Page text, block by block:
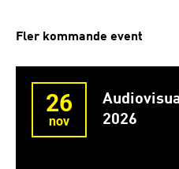
Fler kommande event
26
nov
2026